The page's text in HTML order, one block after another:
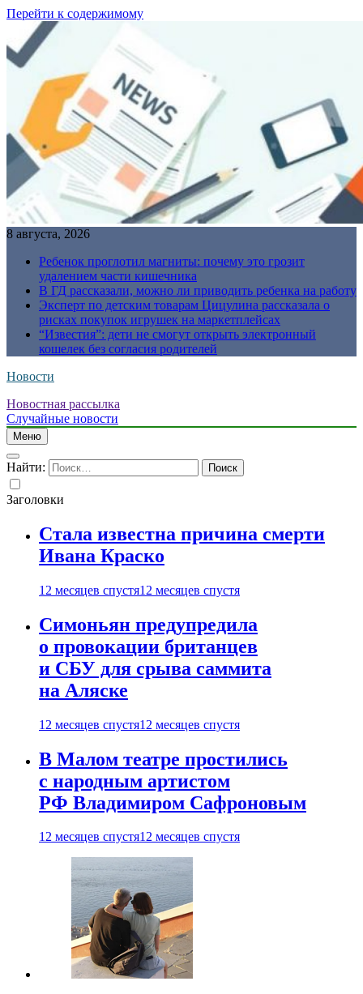
Перейти к содержимому
8 августа, 2026
Ребенок проглотил магниты: почему это грозит
удалением части кишечника
В ГД рассказали, можно ли приводить ребенка на работу
Эксперт по детским товарам Цицулина рассказала о
рисках покупок игрушек на маркетплейсах
“Известия”: дети не смогут открыть электронный
кошелек без согласия родителей
Новости
Новостная рассылка
Случайные новости
Меню
Найти:
Заголовки
Стала известна причина смерти
Ивана Краско
12 месяцев спустя12 месяцев спустя
Симоньян предупредила
о провокации британцев
и СБУ для срыва саммита
на Аляске
12 месяцев спустя12 месяцев спустя
В Малом театре простились
с народным артистом
РФ Владимиром Сафроновым
12 месяцев спустя12 месяцев спустя